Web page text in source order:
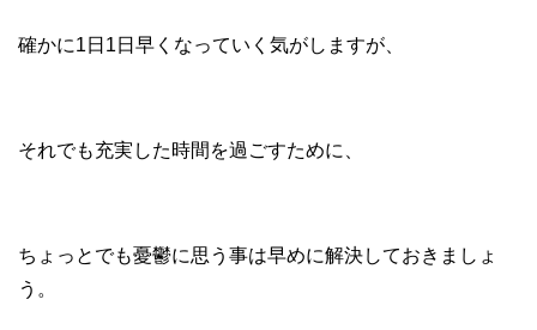
確かに1日1日早くなっていく気がしますが、
それでも充実した時間を過ごすために、
ちょっとでも憂鬱に思う事は早めに解決しておきましょ
う。